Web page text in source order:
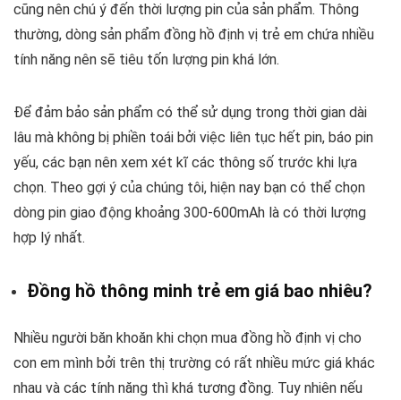
cũng nên chú ý đến thời lượng pin của sản phẩm. Thông
thường, dòng sản phẩm đồng hồ định vị trẻ em chứa nhiều
tính năng nên sẽ tiêu tốn lượng pin khá lớn.
Để đảm bảo sản phẩm có thể sử dụng trong thời gian dài
lâu mà không bị phiền toái bởi việc liên tục hết pin, báo pin
yếu, các bạn nên xem xét kĩ các thông số trước khi lựa
chọn. Theo gợi ý của chúng tôi, hiện nay bạn có thể chọn
dòng pin giao động khoảng 300-600mAh là có thời lượng
hợp lý nhất.
Đồng hồ thông minh trẻ em giá bao nhiêu?
Nhiều người băn khoăn khi chọn mua đồng hồ định vị cho
con em mình bởi trên thị trường có rất nhiều mức giá khác
nhau và các tính năng thì khá tương đồng. Tuy nhiên nếu